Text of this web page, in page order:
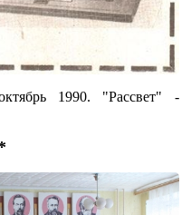
1990. "Рассвет" -